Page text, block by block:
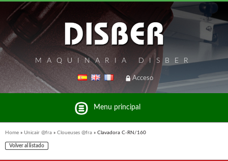
MAQUINARIA DISBER
Acceso
Menu principal
Home » Unicair @fra » Cloueuses @fra » Clavadora C-RN/160
Volver al listado